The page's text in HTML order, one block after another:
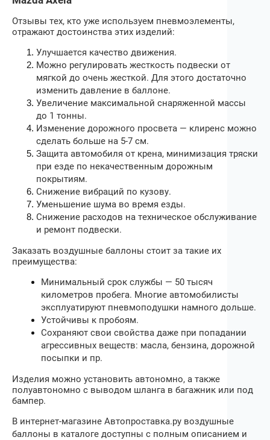
Отзывы тех, кто уже используем пневмоэлементы,
отражают достоинства этих изделий:
Улучшается качество движения.
Можно регулировать жесткость подвески от
мягкой до очень жесткой. Для этого достаточно
изменить давление в баллоне.
Увеличение максимальной снаряженной массы
до 1 тонны.
Изменение дорожного просвета — клиренс можно
сделать больше на 5-7 см.
Защита автомобиля от крена, минимизация тряски
при езде по некачественным дорожным
покрытиям.
Снижение вибраций по кузову.
Уменьшение шума во время езды.
Снижение расходов на техническое обслуживание
и ремонт подвески.
Заказать воздушные баллоны стоит за такие их
преимущества:
Минимальный срок службы — 50 тысяч
километров пробега. Многие автомобилисты
эксплуатируют пневмоподушки намного дольше.
Устойчивы к пробоям.
Сохраняют свои свойства даже при попадании
агрессивных веществ: масла, бензина, дорожной
посыпки и пр.
Изделия можно установить автономно, а также
полуавтономно с выводом шланга в багажник или под
бампер.
В интернет-магазине Автопроставка.ру воздушные
баллоны в каталоге доступны с полным описанием и